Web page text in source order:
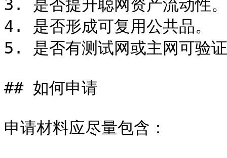
3. 是否提升聪网资产流动性。
4. 是否形成可复用公共品。
5. 是否有测试网或主网可验
## 如何申请
申请材料应尽量包含：